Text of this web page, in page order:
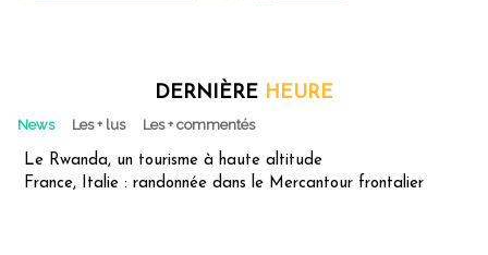
DERNIÈRE HEURE
News Les + lus Les + commentés
Le Rwanda, un tourisme à haute altitude
France, Italie : randonnée dans le Mercantour frontalier